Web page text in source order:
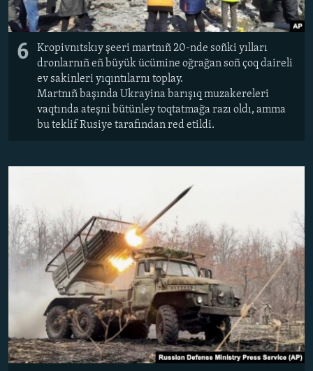
6
Kropivnıtskıy şeeri martnıñ 20-nde soñki yılları
dronlarnıñ eñ büyük ücümine oğrağan soñ çoq daireli
ev sakinleri yıqıntılarnı toplay.
Martnıñ başında Ukrayina barışıq muzakereleri
vaqtında ateşni bütünley toqtatmağa razı oldı, amma
bu teklif Rusiye tarafından red etildi.